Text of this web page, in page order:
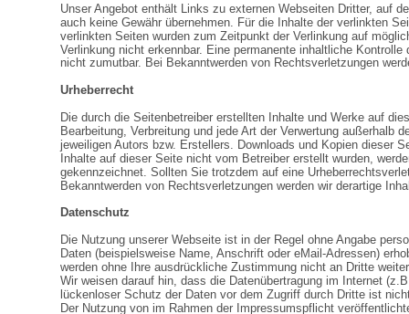
Unser Angebot enthält Links zu externen Webseiten Dritter, auf
auch keine Gewähr übernehmen. Für die Inhalte der verlinkten
verlinkten Seiten wurden zum Zeitpunkt der Verlinkung auf
Verlinkung nicht erkennbar. Eine permanente inhaltliche
nicht zumutbar. Bei Bekanntwerden von Rechtsverletzungen
Urheberrecht
Die durch die Seitenbetreiber erstellten Inhalte und Werke auf
Bearbeitung, Verbreitung und jede Art der Verwertung
jeweiligen Autors bzw. Erstellers. Downloads und Kopien dieser
Inhalte auf dieser Seite nicht vom Betreiber erstellt wurden,
gekennzeichnet. Sollten Sie trotzdem auf eine
Bekanntwerden von Rechtsverletzungen werden wir derartige
Datenschutz
Die Nutzung unserer Webseite ist in der Regel ohne Angabe
Daten (beispielsweise Name, Anschrift oder eMail-Adressen)
werden ohne Ihre ausdrückliche Zustimmung nicht an Dritte
Wir weisen darauf hin, dass die Datenübertragung im Internet
lückenloser Schutz der Daten vor dem Zugriff durch Dritte ist
Der Nutzung von im Rahmen der Impressumspflicht